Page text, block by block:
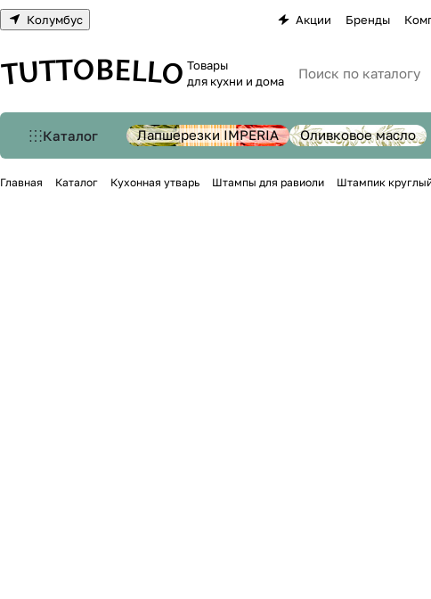
Колумбус Акции Бренды
Товары
для кухни и дома
Каталог Лапшерезки IMPERIA Оливковое масло
Главная Каталог Кухонная утварь Штампы для равиоли Штампик